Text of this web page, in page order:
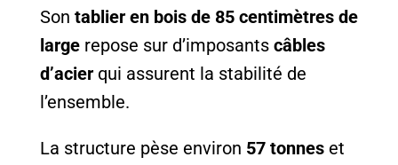
Son tablier en bois de 85 centimètres de
largerepose sur d’imposants câbles
d’acierqui assurent la stabilité de
l’ensemble.
La structure pèse environ 57 tonneset